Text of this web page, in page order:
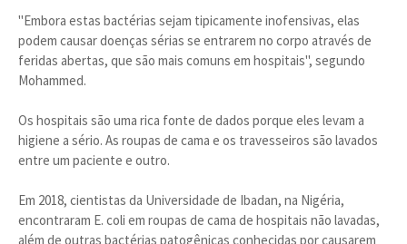
"Embora estas bactérias sejam tipicamente inofensivas, elas
podem causar doenças sérias se entrarem no corpo através de
feridas abertas, que são mais comuns em hospitais", segundo
Mohammed.
Os hospitais são uma rica fonte de dados porque eles levam a
higiene a sério. As roupas de cama e os travesseiros são lavados
entre um paciente e outro.
Em 2018, cientistas da Universidade de Ibadan, na Nigéria,
encontraram E. coli em roupas de cama de hospitais não lavadas,
além de outras bactérias patogênicas conhecidas por causarem